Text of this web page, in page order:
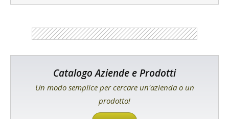
Catalogo Aziende e Prodotti
Un modo semplice per cercare un'azienda o un
prodotto!